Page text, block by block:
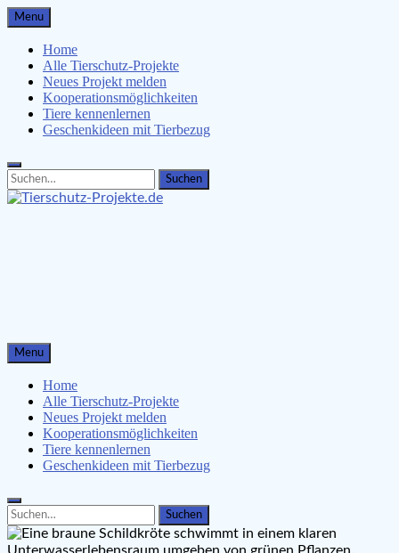
Skip
to
content
Menu
Home
Alle Tierschutz-Projekte
Neues Projekt melden
Kooperationsmöglichkeiten
Tiere kennenlernen
Geschenkideen mit Tierbezug
Search
for:
Search
Menu
Home
Alle Tierschutz-Projekte
Neues Projekt melden
Kooperationsmöglichkeiten
Tiere kennenlernen
Geschenkideen mit Tierbezug
Search
for:
Search